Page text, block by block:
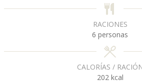
s
RACIONES
6 personas
CALORÍAS /
202 kcal